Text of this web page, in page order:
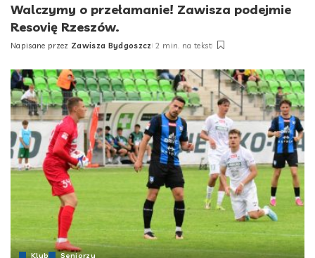
Walczymy o przełamanie! Zawisza podejmie
Resovię Rzeszów.
Posted
Napisane przez Zawisza Bydgoszcz 2 min. na tekst
Klub Seniorzy